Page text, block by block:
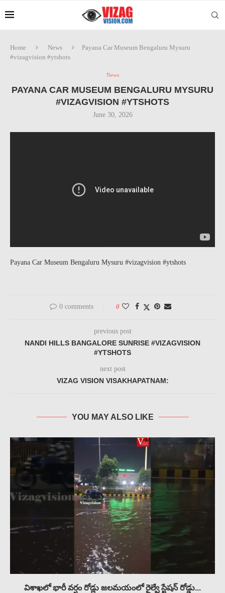
Home News
Payana Car Museum Bengaluru Mysuru
#vizagvision #ytshots
News
PAYANA CAR MUSEUM BENGALURU MYSURU
#VIZAGVISION #YTSHOTS
June 30, 2026
Payana Car Museum Bengaluru Mysuru #vizagvision #ytshots
0 comments 0
previous post
NANDI HILLS BANGALORE SUNRISE #VIZAGVISION
#YTSHOTS
next post
VIZAG VISION VISAKHAPATNAM:
YOU MAY ALSO LIKE
విశాఖలో భారీ వర్షం రోడ్లు జలమయంలో రైల్వే స్టేషన్ రోడ్డు...